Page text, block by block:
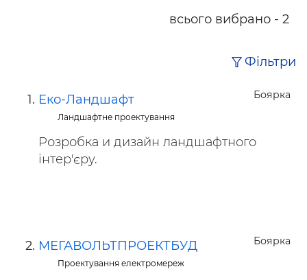
всього вибрано - 2
Фільтри
Боярка
Еко-Ландшафт
Ландшафтне проектування
Розробка и дизайн ландшафтного
інтер'єру.
Боярка
МЕГАВОЛЬТПРОЕКТБУД
Проектування електромереж